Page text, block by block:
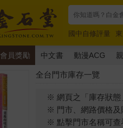
國中自修評量
唯紅花綻放
奧
會員獎勵 中文書 動漫ACG
全台門市庫存一覽
※ 網頁之「庫存狀態
※ 門市、網路價格及
※ 點擊門市名稱可查